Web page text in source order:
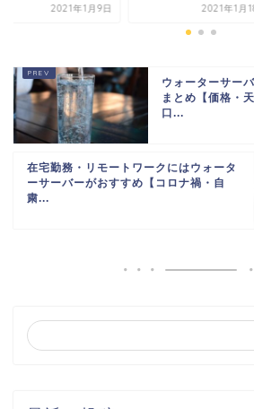
2021年1月9日 2021年1月
ウォーターサー
まとめ【価格・
口...
在宅勤務・リモートワークにはウォータ
ーサーバーがおすすめ【コロナ禍・自
粛...